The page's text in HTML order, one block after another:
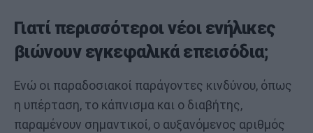
Γιατί περισσότεροι νέοι ενήλικες
βιώνουν εγκεφαλικά επεισόδια;
Ενώ οι παραδοσιακοί παράγοντες κινδύνου, όπως
η υπέρταση, το κάπνισμα και ο διαβήτης,
παραμένουν σημαντικοί, ο αυξανόμενος αριθμός